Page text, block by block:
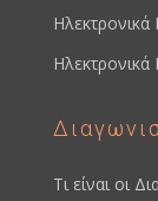
Τι είναι οι